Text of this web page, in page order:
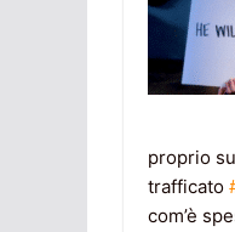
proprio
trafficato
com’è